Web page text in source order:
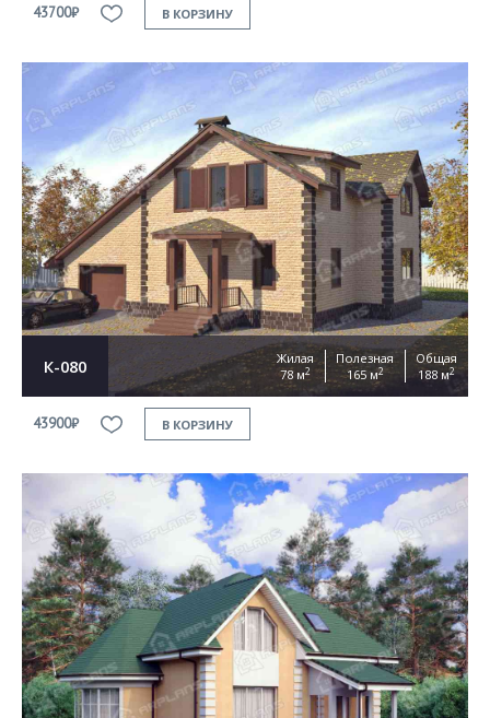
43700₽ В КОРЗИНУ
К-080
Жилая
78 м2
Полезная
165 м2
Общая
188 м2
43900₽ В КОРЗИНУ